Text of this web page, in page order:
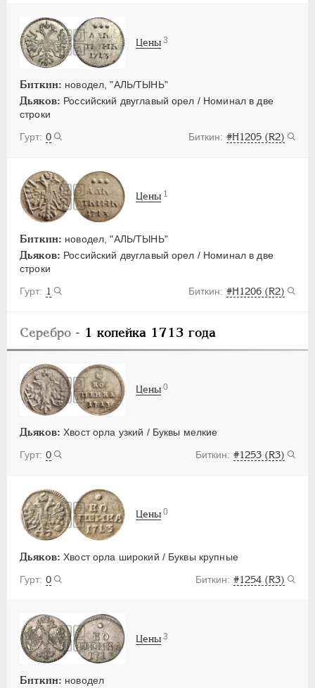
Биткин: новодел, "АЛЬ/ТЫНЬ"
Дьяков: Российский двуглавый орел / Номинал в две
строки
0
#Н1205 (R2)
Цены 3
Биткин: новодел, "АЛЬ/ТЫНЬ"
Дьяков: Российский двуглавый орел / Номинал в две
строки
1
#Н1206 (R2)
Цены 1
Серебро - 1 копейка 1713 года
Дьяков: Хвост орла узкий / Буквы мелкие
0
#1253 (R3)
Цены 0
Дьяков: Хвост орла широкий / Буквы крупные
0
#1254 (R3)
Цены 0
Биткин: новодел
Цены 3